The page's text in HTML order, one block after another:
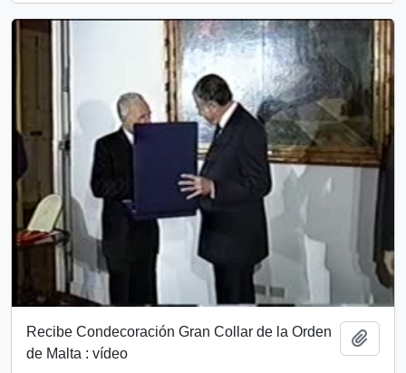
Recibe Condecoración Gran Collar de la Orden
de Malta : vídeo